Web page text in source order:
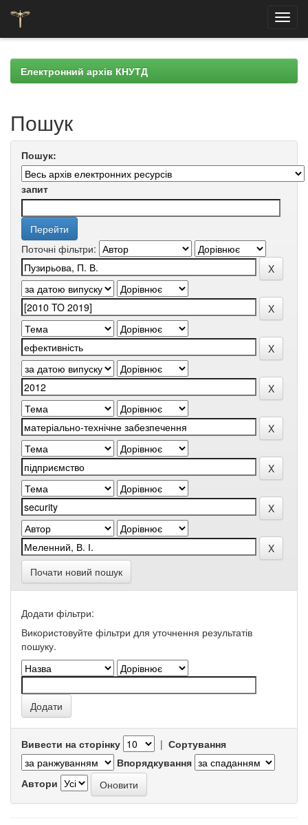
navigationЕлектронний архів КНУТД
Пошук
Пошук:
запит
Поточні фільтри:
Почати новий пошук
Додати фільтри:
Використовуйте фільтри для уточнення результатів
пошуку.
Вивести на сторінку | Сортування
Впорядкування
Автори